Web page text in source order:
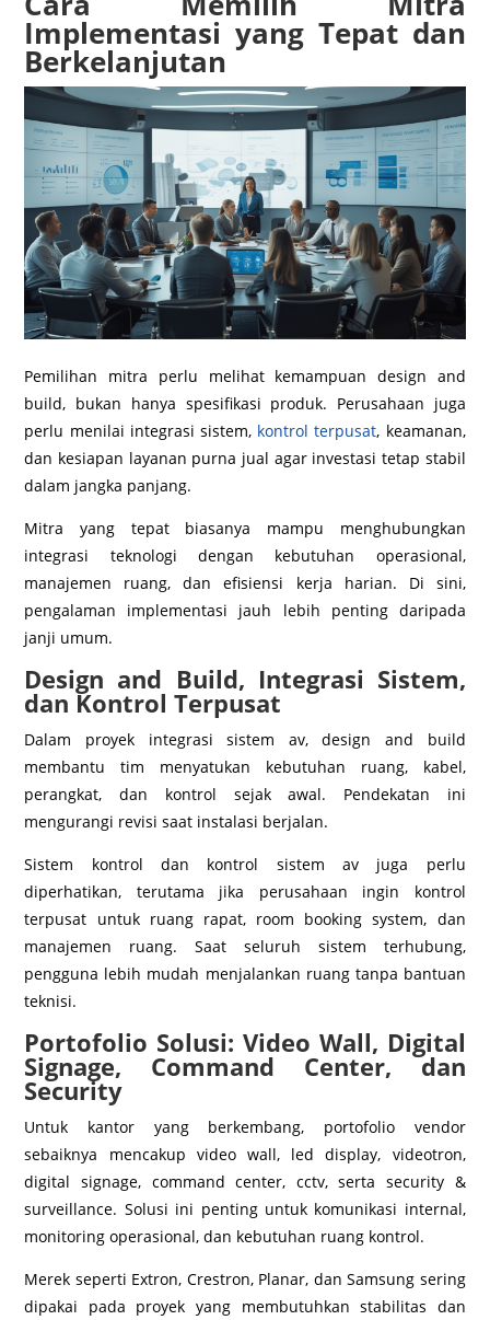
Implementasi yang Tepat dan
Berkelanjutan
Pemilihan mitra perlu melihat kemampuan design and
build, bukan hanya spesifikasi produk. Perusahaan juga
perlu menilai integrasi sistem, kontrol terpusat, keamanan,
dan kesiapan layanan purna jual agar investasi tetap stabil
dalam jangka panjang.
Mitra yang tepat biasanya mampu menghubungkan
integrasi teknologi dengan kebutuhan operasional,
manajemen ruang, dan efisiensi kerja harian. Di sini,
pengalaman implementasi jauh lebih penting daripada
janji umum.
Design and Build, Integrasi Sistem,
dan Kontrol Terpusat
Dalam proyek integrasi sistem av, design and build
membantu tim menyatukan kebutuhan ruang, kabel,
perangkat, dan kontrol sejak awal. Pendekatan ini
mengurangi revisi saat instalasi berjalan.
Sistem kontrol dan kontrol sistem av juga perlu
diperhatikan, terutama jika perusahaan ingin kontrol
terpusat untuk ruang rapat, room booking system, dan
manajemen ruang. Saat seluruh sistem terhubung,
pengguna lebih mudah menjalankan ruang tanpa bantuan
teknisi.
Portofolio Solusi: Video Wall, Digital
Signage, Command Center, dan
Security
Untuk kantor yang berkembang, portofolio vendor
sebaiknya mencakup video wall, led display, videotron,
digital signage, command center, cctv, serta security &
surveillance. Solusi ini penting untuk komunikasi internal,
monitoring operasional, dan kebutuhan ruang kontrol.
Merek seperti Extron, Crestron, Planar, dan Samsung sering
dipakai pada proyek yang membutuhkan stabilitas dan